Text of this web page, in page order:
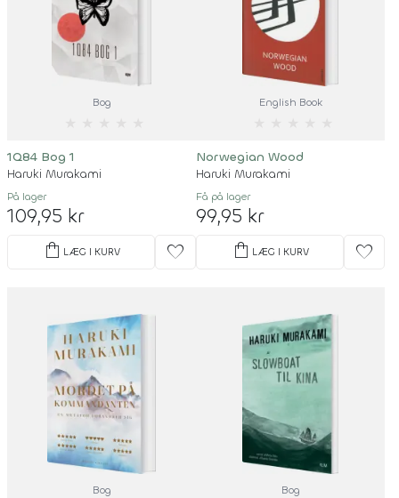
Bog
1Q84 Bog 1
Haruki Murakami
På lager
109,95 kr
shopping_bag LÆG I KURV favorite
English Book
Norwegian Wood
Haruki Murakami
Få på lager
99,95 kr
shopping_bag LÆG I KURV favorite
Bog Bog